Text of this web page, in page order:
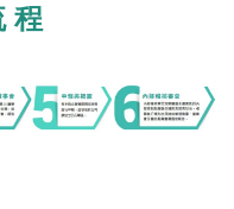
程